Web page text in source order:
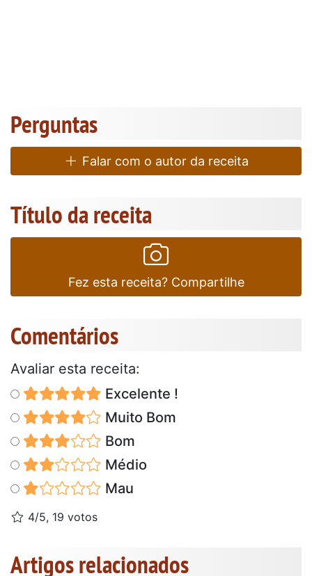
Perguntas
Falar com o autor da receita
Título da receita
Fez esta receita? Compartilhe
Comentários
Avaliar esta receita:
Excelente !
Muito Bom
Bom
Médio
Mau
4/5, 19 votos
Artigos relacionados